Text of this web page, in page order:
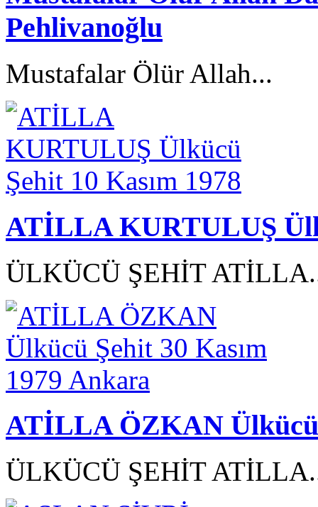
Pehlivanoğlu
Mustafalar Ölür Allah...
ATİLLA KURTULUŞ
ÜLKÜCÜ ŞEHİT
ATİLLA ÖZKAN Ülkücü
ÜLKÜCÜ ŞEHİT